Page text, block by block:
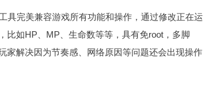
具完美兼容游戏所有功能和操作，通过修改正在运
比如HP、MP、生命数等等，具有免root，多脚
家解决因为节奏感、网络原因等问题还会出现操作